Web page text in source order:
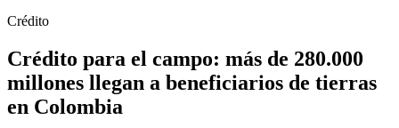
Crédito
Crédito para el campo: más de 280.000
millones llegan a beneficiarios de tierras
en Colombia